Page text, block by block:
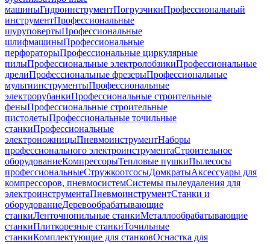
машиныГидроинструментПогрузчикиПрофессиональный
инструментПрофессиональные
шуруповертыПрофессиональные
шлифмашиныПрофессиональные
перфораторыПрофессиональные циркулярные
пилыПрофессиональные электролобзикиПрофессиональные
дрелиПрофессиональные фрезерыПрофессиональные
мультиинструментыПрофессиональные
электрорубанкиПрофессиональные строительные
феныПрофессиональные строительные
пистолетыПрофессиональные точильные
станкиПрофессиональные
электроножницыПневмоинструментНаборы
профессионального электроинструментаСтроительное
оборудованиеКомпрессорыТепловые пушкиПылесосы
профессиональныеСтружкоотсосыДомкратыАксессуары для
компрессоров, пневмосистемСистемы пылеудаления для
электроинструментаПневмоинструментСтанки и
оборудованиеДеревообрабатывающие
станкиЛенточнопильные станкиМеталлообрабатывающие
станкиПлиткорезные станкиТочильные
станкиКомплектующие для станковОснастка для